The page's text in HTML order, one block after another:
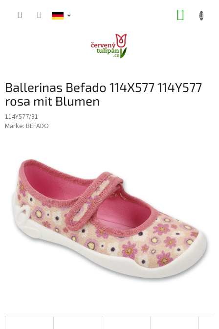
Ballerinas Befado 114X577 114Y577
rosa mit Blumen
114Y577/31
Marke: BEFADO